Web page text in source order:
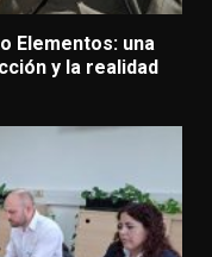
Elementos: una
y la realidad